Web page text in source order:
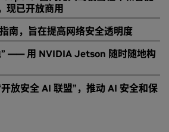
现已开放商用
南，旨在提高网络安全透明度
” —— 用 NVIDIA Jetson 随时随地构
放安全 AI 联盟”，推动 AI 安全和保